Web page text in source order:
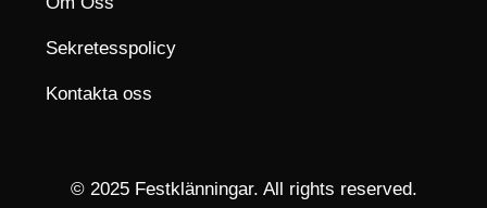
Sekretesspolicy
Kontakta oss
© 2025 Festklänningar. All rights reserved.